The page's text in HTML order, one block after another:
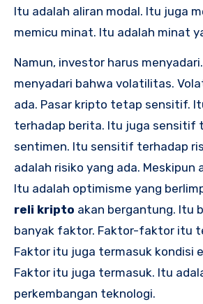
Itu adalah aliran modal. Itu juga
memicu minat. Itu adalah minat
Namun, investor harus
menyadari bahwa volatilitas.
ada. Pasar kripto tetap sensitif.
terhadap berita. Itu juga sensitif
sentimen. Itu sensitif terhadap
adalah risiko yang ada. Meskipun
Itu adalah optimisme yang
reli kripto akan bergantung. Itu
banyak faktor. Faktor-faktor itu
Faktor itu juga termasuk kondisi
Faktor itu juga termasuk. Itu
perkembangan teknologi.